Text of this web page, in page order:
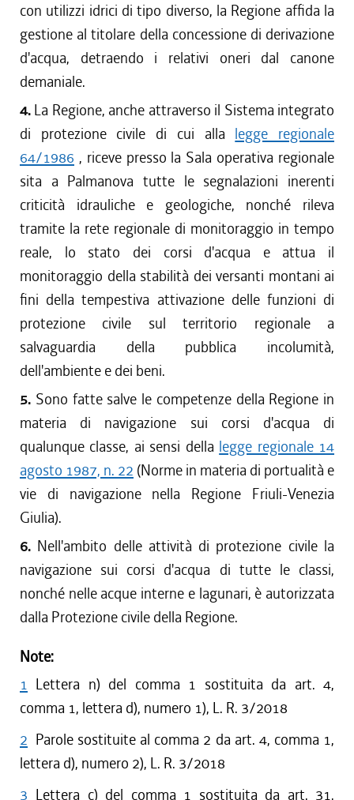
con utilizzi idrici di tipo diverso, la Regione affida la
gestione al titolare della concessione di derivazione
d'acqua, detraendo i relativi oneri dal canone
demaniale.
4. La Regione, anche attraverso il Sistema integrato
di protezione civile di cui alla legge regionale
64/1986 , riceve presso la Sala operativa regionale
sita a Palmanova tutte le segnalazioni inerenti
criticità idrauliche e geologiche, nonché rileva
tramite la rete regionale di monitoraggio in tempo
reale, lo stato dei corsi d'acqua e attua il
monitoraggio della stabilità dei versanti montani ai
fini della tempestiva attivazione delle funzioni di
protezione civile sul territorio regionale a
salvaguardia della pubblica incolumità,
dell'ambiente e dei beni.
5. Sono fatte salve le competenze della Regione in
materia di navigazione sui corsi d'acqua di
qualunque classe, ai sensi della legge regionale 14
agosto 1987, n. 22 (Norme in materia di portualità e
vie di navigazione nella Regione Friuli-Venezia
Giulia).
6. Nell'ambito delle attività di protezione civile la
navigazione sui corsi d'acqua di tutte le classi,
nonché nelle acque interne e lagunari, è autorizzata
dalla Protezione civile della Regione.
Note:
1 Lettera n) del comma 1 sostituita da art. 4,
comma 1, lettera d), numero 1), L. R. 3/2018
2 Parole sostituite al comma 2 da art. 4, comma 1,
lettera d), numero 2), L. R. 3/2018
3 Lettera c) del comma 1 sostituita da art. 31,